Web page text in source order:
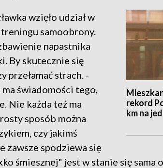
rekord
km na
wzięło udział w
samoobrony.
napastnika
By skutecznie się
przełamać strach. -
świadomości tego,
Nie każda też ma
sposób można
czy jakimś
zawsze spodziewa się
śmiesznej" jest w stanie się sama